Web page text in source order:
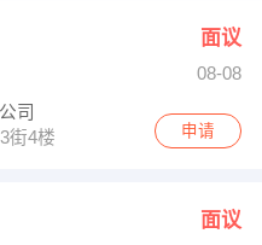
面议
08-08
司
街4楼（荣光信照明）申请
面议